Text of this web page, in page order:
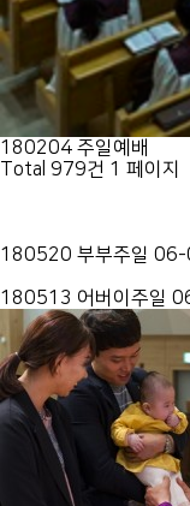
180204 주일예배
Total 979건 1 페이지
180520 부부주일 06-
180513 어버이주일